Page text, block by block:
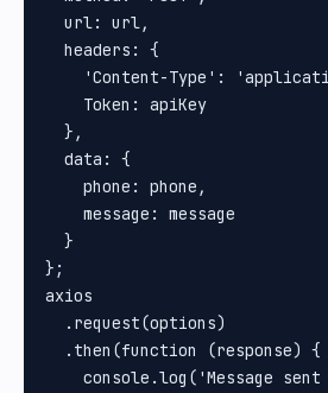
  url: url,
  headers: {
'Content-Type':
    Token: apiKey
  },
  data: {
    phone: phone,
    message: message
  }
};
axios
  .request(options)
  .then(function (response) {
console.log('Message sent